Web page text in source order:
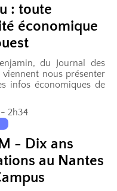
: toute
économique
du Journal des
viennent nous présenter
infos économiques de
2h34
- Dix ans
au Nantes